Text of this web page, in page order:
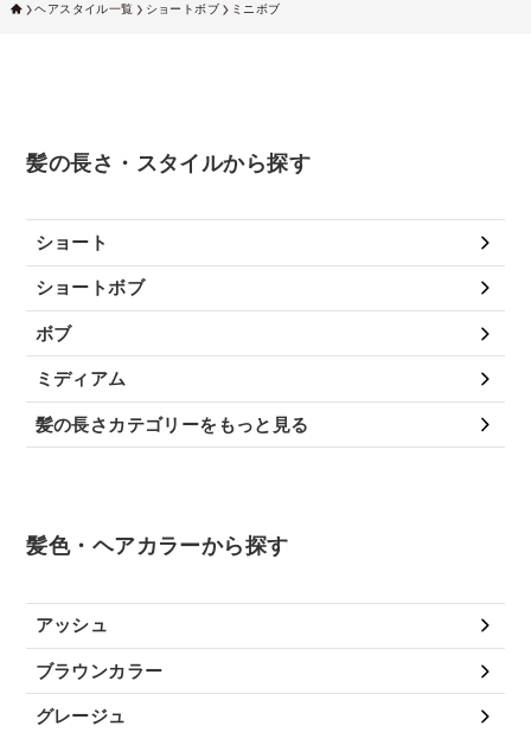
ヘアスタイル一覧 ショートボブ ミニボブ
髪の長さ・スタイルから探す
ショート
ショートボブ
ボブ
ミディアム
髪の長さカテゴリーをもっと見る
髪色・ヘアカラーから探す
アッシュ
ブラウンカラー
グレージュ